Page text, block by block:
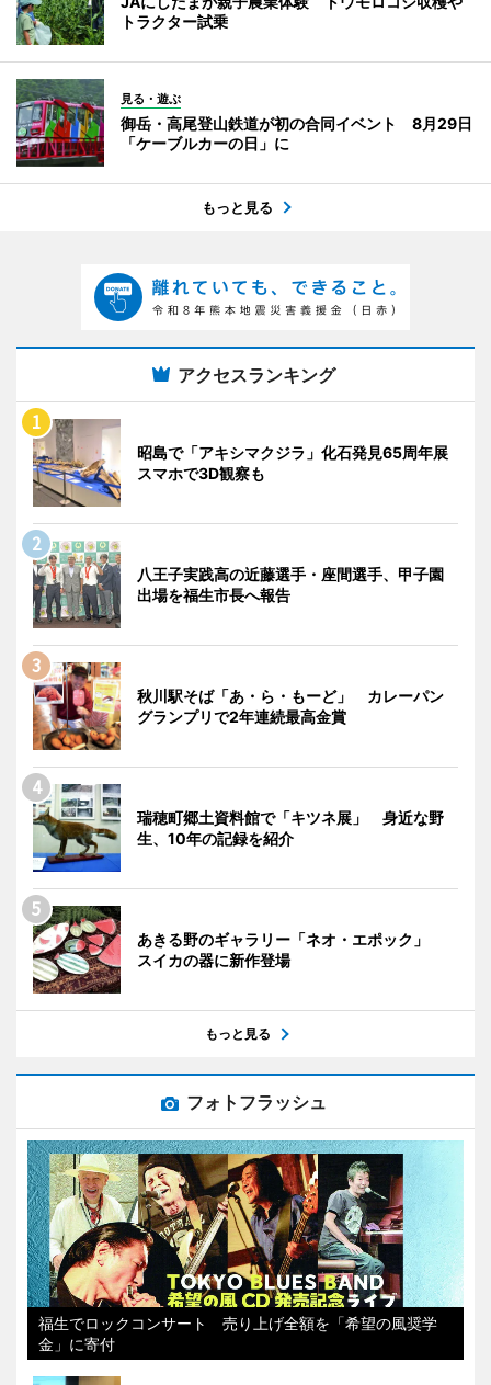
トラクター試乗
見る・遊ぶ
御岳・高尾登山鉄道が初の合同イベント 8月29日
「ケーブルカーの日」に
もっと見る
アクセスランキング
昭島で「アキシマクジラ」化石発見65周年展
スマホで3D観察も
八王子実践高の近藤選手・座間選手、甲子園
出場を福生市長へ報告
秋川駅そば「あ・ら・もーど」 カレーパン
グランプリで2年連続最高金賞
瑞穂町郷土資料館で「キツネ展」 身近な野
生、10年の記録を紹介
あきる野のギャラリー「ネオ・エポック」
スイカの器に新作登場
もっと見る
フォトフラッシュ
福生でロックコンサート 売り上げ全額を「希望の風奨学
金」に寄付